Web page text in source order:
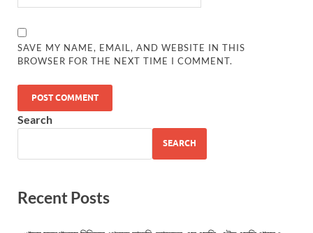
SAVE MY NAME, EMAIL, AND WEBSITE IN THIS
BROWSER FOR THE NEXT TIME I COMMENT.
Search
SEARCH
Recent Posts